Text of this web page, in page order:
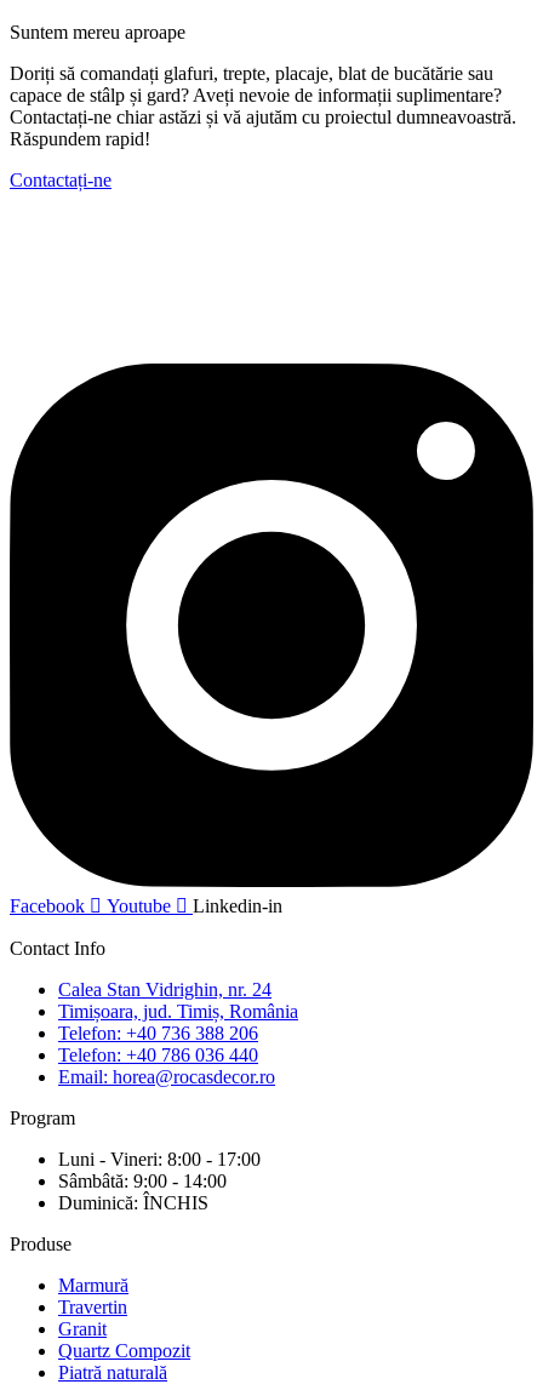
Suntem mereu aproape
Doriți să comandați glafuri, trepte, placaje, blat de bucătărie sau
capace de stâlp și gard? Aveți nevoie de informații suplimentare?
Contactați-ne chiar astăzi și vă ajutăm cu proiectul dumneavoastră.
Răspundem rapid!
Contactați-ne
Facebook Youtube Linkedin-in
Contact Info
Calea Stan Vidrighin, nr. 24
Timișoara, jud. Timiș, România
Telefon: +40 736 388 206
Telefon: +40 786 036 440
Email: horea@rocasdecor.ro
Program
Luni - Vineri: 8:00 - 17:00
Sâmbâtă: 9:00 - 14:00
Duminică: ÎNCHIS
Produse
Marmură
Travertin
Granit
Quartz Compozit
Piatră naturală